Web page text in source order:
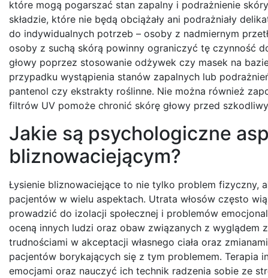
które mogą pogarszać stan zapalny i podrażnienie
składzie, które nie będą obciążały ani podrażniały
do indywidualnych potrzeb – osoby z nadmiernym
osoby z suchą skórą powinny ograniczyć tę czynność
głowy poprzez stosowanie odżywek czy masek na
przypadku wystąpienia stanów zapalnych lub
pantenol czy ekstrakty roślinne. Nie można również
filtrów UV pomoże chronić skórę głowy przed
Jakie są psychologiczne
bliznowaciejącym?
Łysienie bliznowaciejące to nie tylko problem fizyczny,
pacjentów w wielu aspektach. Utrata włosów często
prowadzić do izolacji społecznej i problemów
oceną innych ludzi oraz obaw związanych z wyglądem
trudnościami w akceptacji własnego ciała oraz
pacjentów borykających się z tym problemem. Terapia
emocjami oraz nauczyć ich technik radzenia sobie ze